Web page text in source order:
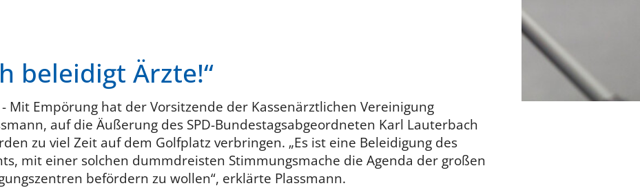
beleidigt Ärzte!“
Mit Empörung hat der Vorsitzende der Kassenärztlichen Vereinigung
auf die Äußerung des SPD-Bundestagsabgeordneten Karl Lauterbach
zu viel Zeit auf dem Golfplatz verbringen. „Es ist eine Beleidigung des
mit einer solchen dummdreisten Stimmungsmache die Agenda der großen
befördern zu wollen“, erklärte Plassmann.